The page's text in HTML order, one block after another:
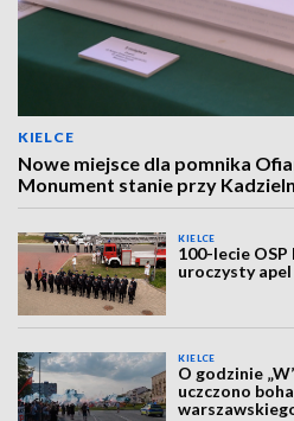
KIELCE
Nowe miejsce dla pomnika
Monument stanie przy
KIELCE
100-lecie OSP
uroczysty apel
KIELCE
O godzinie
uczczono